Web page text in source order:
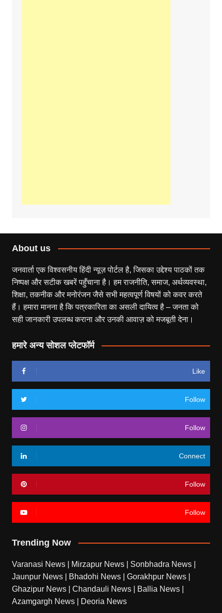
About us
जनवार्ता एक विश्वसनीय हिंदी न्यूज़ पोर्टल है, जिसका उद्देश्य पाठकों तक
निष्पक्ष और सटीक खबरें पहुँचाना है। हम राजनीति, समाज, अर्थव्यवस्था,
शिक्षा, तकनीक और मनोरंजन जैसे सभी महत्वपूर्ण विषयों को कवर करते
हैं। हमारा मानना है कि पत्रकारिता का असली दायित्व है – जनता को
सही जानकारी उपलब्ध कराना और उनकी आवाज़ को मजबूती देना।
हमारे अन्य सोशल प्लेटफॉर्म
Like
Follow
Follow
Connect
Follow
Follow
Trending Now
Varanasi News Mirzapur News Sonbhadra News
Jaunpur News
Bhadohi News Gorakhpur News
Ghazipur News
Chandauli News Ballia News
Azamgargh News
Deoria News